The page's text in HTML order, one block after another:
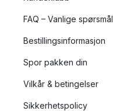
FAQ – Vanlige spørsmål
Bestillingsinformasjon
Spor pakken din
Vilkår & betingelser
Sikkerhetspolicy